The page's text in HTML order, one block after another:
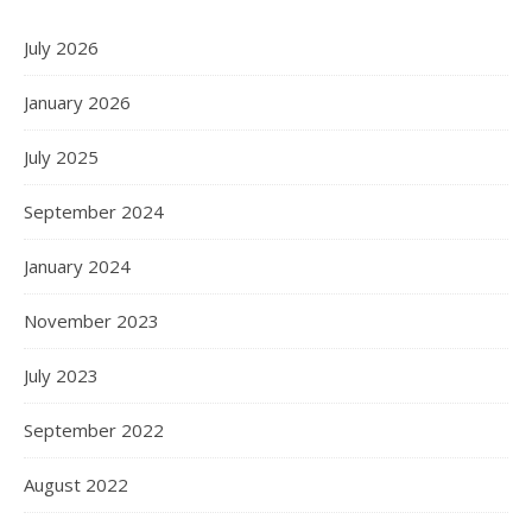
July 2026
January 2026
July 2025
September 2024
January 2024
November 2023
July 2023
September 2022
August 2022